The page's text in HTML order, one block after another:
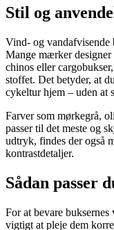
Stil og
Vind- og vandafvisende
Mange mærker
chinos eller
stoffet. Det betyder, at
cykeltur hjem – uden at
Farver som mørkegrå,
passer til det meste og
udtryk, findes der også
kontrastdetaljer.
Sådan passer
For at bevare
vigtigt at pleje dem